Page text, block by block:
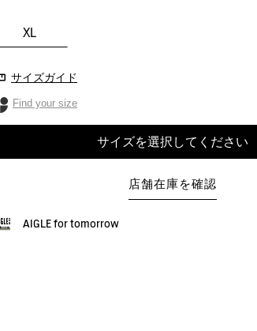
XL
サイズガイド
Find your size
サイズを選択してください
店舗在庫を確認
AIGLE for tomorrow